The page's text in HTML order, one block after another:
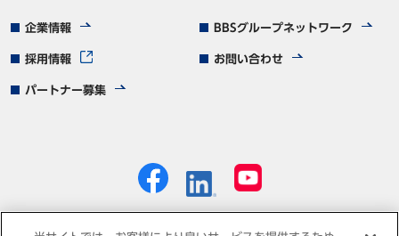
企業情報 BBSグループネットワーク
採用情報 お問い合わせ
パートナー募集